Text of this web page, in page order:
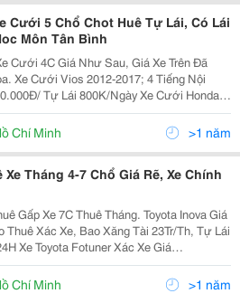
Cưới 5 Chổ Chot Huê Tự Lái, Có Lái
Môn Tân Bình
Cưới 4C Giá Như Sau, Giá Xe Trên Đã
Nội
Tự Lái 800K/Ngày Xe Cưới Honda
4 Tiếng Nội Thành 1.5Tr/ Tự Lái
Ngày/ Xe Cưới Chevolet Crule 2015 4 Tiếng
Chí Minh >1 năm
Xe Tháng 4-7 Chổ Giá Rẽ, Xe Chính
Xe 7C Thuê Tháng. Toyota Inova Giá
Thuê Xác Xe, Bao Xăng Tài 23Tr/Th, Tự Lái
Xe Giá
Bao Xăng Tài 27Tr/Tháng, Tự Lái
1.1Tr/Ngày/24H Ai Có Nhu Cầu Thuê Liên Hệ Mình Nh
Chí Minh >1 năm